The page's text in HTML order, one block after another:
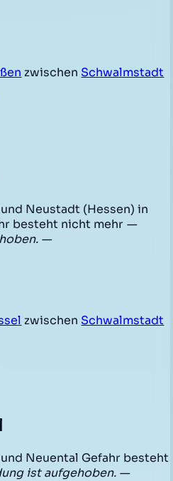
zwischen Schwalmstadt
Neustadt (Hessen) in
besteht nicht mehr —
—
zwischen Schwalmstadt
Neuental Gefahr besteht
ist aufgehoben. —